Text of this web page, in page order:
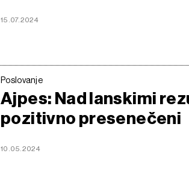
15.07.2024
Poslovanje
Ajpes: Nad lanskimi
pozitivno presenečeni
10.05.2024